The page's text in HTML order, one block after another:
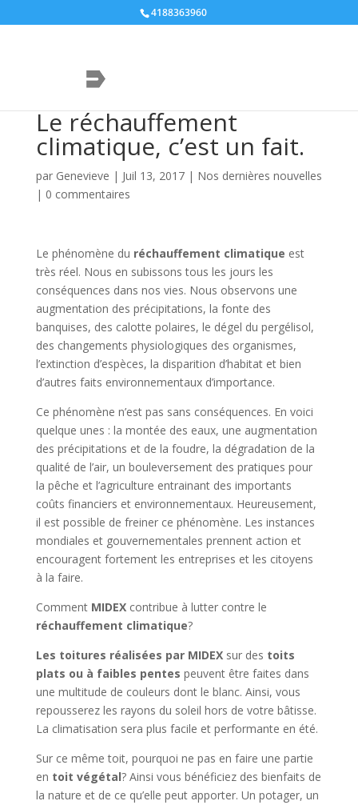
4188363960
Le réchauffement
climatique, c’est un fait.
par Genevieve | Juil 13, 2017| Nos dernières nouvelles
| 0 commentaires
Le phénomène du réchauffement climatique est
très réel. Nous en subissons tous les jours les
conséquences dans nos vies. Nous observons une
augmentation des précipitations, la fonte des
banquises, des calotte polaires, le dégel du pergélisol,
des changements physiologiques des organismes,
l’extinction d’espèces, la disparition d’habitat et bien
d’autres faits environnementaux d’importance.
Ce phénomène n’est pas sans conséquences. En voici
quelque unes : la montée des eaux, une augmentation
des précipitations et de la foudre, la dégradation de la
qualité de l’air, un bouleversement des pratiques pour
la pêche et l’agriculture entrainant des importants
coûts financiers et environnementaux. Heureusement,
il est possible de freiner ce phénomène. Les instances
mondiales et gouvernementales prennent action et
encouragent fortement les entreprises et les citoyens
à la faire.
Comment MIDEXcontribue à lutter contre le
réchauffement climatique?
Les toitures réalisées par MIDEXsur des toits
plats ou à faibles pentes peuvent être faites dans
une multitude de couleurs dont le blanc. Ainsi, vous
repousserez les rayons du soleil hors de votre bâtisse.
La climatisation sera plus facile et performante en été.
Sur ce même toit, pourquoi ne pas en faire une partie
en toit végétal? Ainsi vous bénéficiez des bienfaits de
la nature et de ce qu’elle peut apporter. Un potager, un